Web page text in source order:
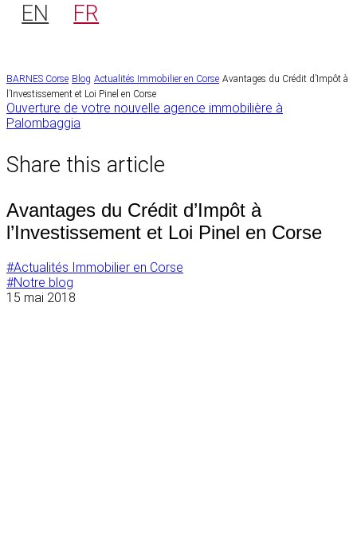
EN FR
BARNES Corse Blog Actualités Immobilier en Corse Avantages du Crédit d’Impôt à
l’Investissement et Loi Pinel en Corse
Navigation
de
l’article
Ouverture de votre nouvelle agence immobilière à
Palombaggia
Share this article
Avantages du Crédit d’Impôt à
l’Investissement et Loi Pinel en Corse
#Actualités Immobilier en Corse
#Notre blog
15 mai 2018